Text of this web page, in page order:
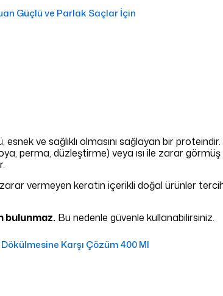
Güçlü ve Parlak Saçlar İçin
ve sağlıklı olmasını sağlayan bir
perma, düzleştirme) veya ısı ile zarar
zarar vermeyen keratin içerikli doğal ürünler
bulunmaz. Bu nedenle güvenle kullanabilirsiniz.
Karşı Çözüm 400 Ml